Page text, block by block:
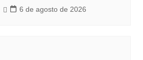
6 de agosto de 2026